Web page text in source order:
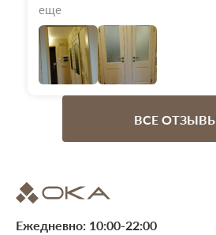
Сегодня мне устанавливал 2
мастер Артур от компании.
Мастер работал спокойно,
неравнодушно и быстро. С
проблемами справился легко.
осталось хорошее впечатление.
еще
ВСЕ
Ежедневно: 10:00-22:00